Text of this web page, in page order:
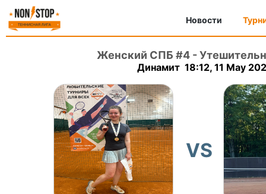
Новости
Женский СПБ #4 -
Динамит 18:12, 11 May
VS